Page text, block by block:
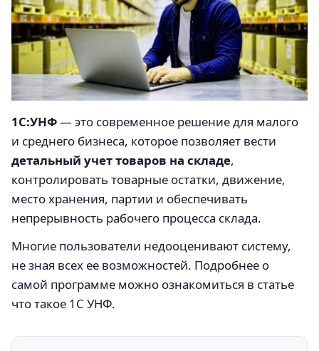
1С:УНФ— это современное решение для малого
и среднего бизнеса, которое позволяет вести
детальный учет товаров на складе,
контролировать товарные остатки, движение,
место хранения, партии и обеспечивать
непрерывность рабочего процесса склада.
Многие пользователи недооценивают систему,
не зная всех ее возможностей. Подробнее о
самой программе можно ознакомиться в статье
что такое 1С УНФ.